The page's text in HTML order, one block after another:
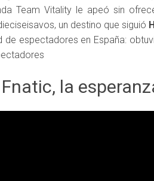
Team Vitality le apeó sin
un destino que siguió
de espectadores en España:
Fnatic, la